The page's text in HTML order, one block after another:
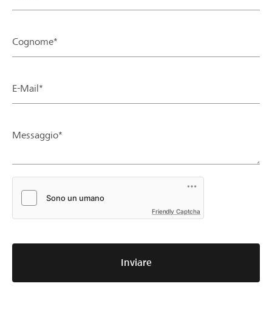
Cognome*
E-Mail*
Messaggio*
Friendly Captcha
Inviare